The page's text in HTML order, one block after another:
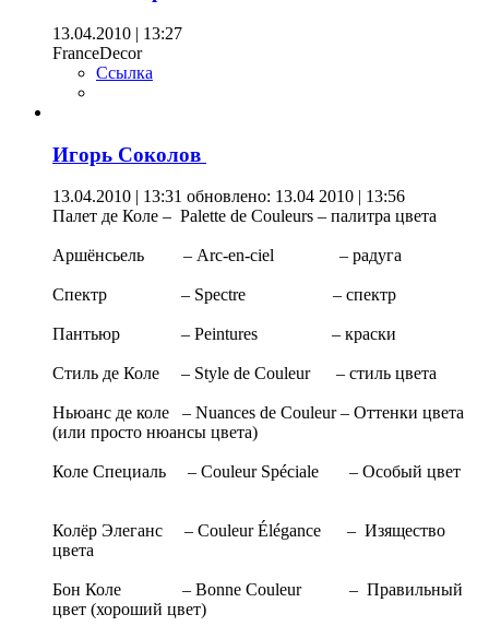
13.04.2010 | 13:27
FranceDecor
Ссылка
Игорь Соколов
13.04.2010 | 13:31 обновлено: 13.04 2010 | 13:56
Палет де Коле – Palette de Couleurs – палитра цвета
Аршёнсьель – Аrc-en-ciel – радуга
Спектр – Spectre – спектр
Пантьюр – Peintures – краски
Стиль де Коле – Style de Couleur – стиль цвета
Ньюанс де коле – Nuances de Couleur – Оттенки цвета
(или просто нюансы цвета)
Коле Специаль – Couleur Spéciale – Особый цвет
Колёр Элеганс – Couleur Élégance – Изящество
цвета
Бон Коле – Bonne Couleur – Правильный
цвет (хороший цвет)